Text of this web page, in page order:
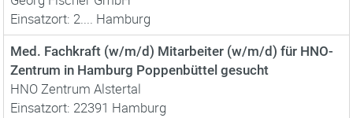
Einsatzort: 2.... Hamburg
Med. Fachkraft (w/m/d) Mitarbeiter (w/m/d) für HNO-
Zentrum in Hamburg Poppenbüttel gesucht
HNO Zentrum Alstertal
Einsatzort: 22391 Hamburg